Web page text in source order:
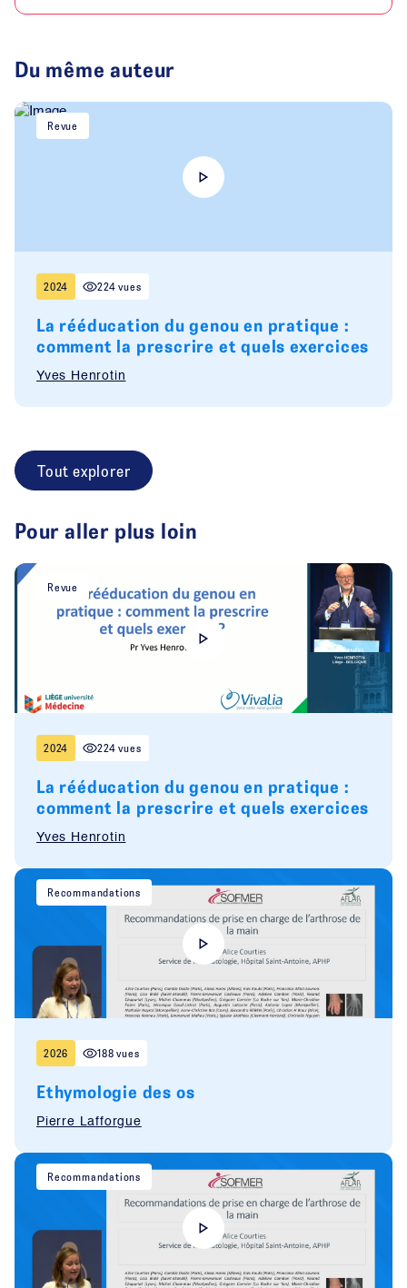
Du même auteur
Revue
2024 224 vues
La rééducation du genou en pratique :
comment la prescrire et quels exercices
Yves Henrotin
Tout explorer
Pour aller plus loin
Revue
2024 224 vues
La rééducation du genou en pratique :
comment la prescrire et quels exercices
Yves Henrotin
Recommandations
2026 188 vues
Ethymologie des os
Pierre Lafforgue
Recommandations